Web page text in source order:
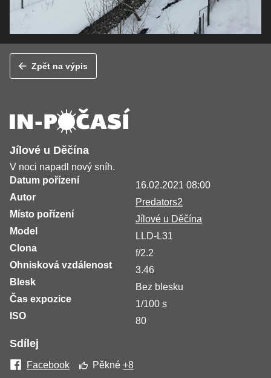
Zpět na výpis
Jílové u Děčína
V noci napadl nový sníh.
Datum pořízení
16.02.2021 08:00
Autor
Predators2
Místo pořízení
Jílové u Děčína
Model
LLD-L31
Clona
f/2.2
Ohnisková vzdálenost
3.46
Blesk
Bez blesku
Čas expozice
1/100 s
ISO
80
Sdílej
Facebook Pěkné+8